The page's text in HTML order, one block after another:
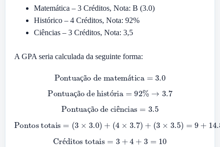
Matemática – 3 Créditos, Nota: B (3.0)
Histórico – 4 Créditos, Nota: 92%
Ciências – 3 Créditos, Nota: 3,5
A GPA seria calculada da seguinte forma:
çã á
Pontuação de matemática 3.0
çã ó
Pontuação de história 92% 3.7
çã ê
Pontuação de ciências
3.5
Pontos totais= 3 ×3.0 + (4× 3.7) +
×3.5) = 9+ 14.8+10.5= 34.3
é
Créditos totais = + 4 3 =